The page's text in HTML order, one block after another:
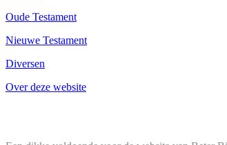
Oude Testament
Nieuwe Testament
Diversen
Over deze website